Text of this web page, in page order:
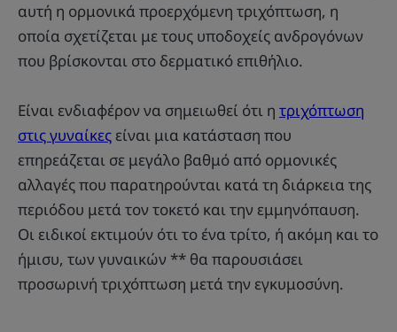
αυτή η ορμονικά προερχόμενη τριχόπτωση, η
οποία σχετίζεται με τους υποδοχείς ανδρογόνων
που βρίσκονται στο δερματικό επιθήλιο.
Είναι ενδιαφέρον να σημειωθεί ότι η τριχόπτωση
στις γυναίκες είναι μια κατάσταση που
επηρεάζεται σε μεγάλο βαθμό από ορμονικές
αλλαγές που παρατηρούνται κατά τη διάρκεια της
περιόδου μετά τον τοκετό και την εμμηνόπαυση.
Οι ειδικοί εκτιμούν ότι το ένα τρίτο, ή ακόμη και το
ήμισυ, των γυναικών ** θα παρουσιάσει
προσωρινή τριχόπτωση μετά την εγκυμοσύνη.